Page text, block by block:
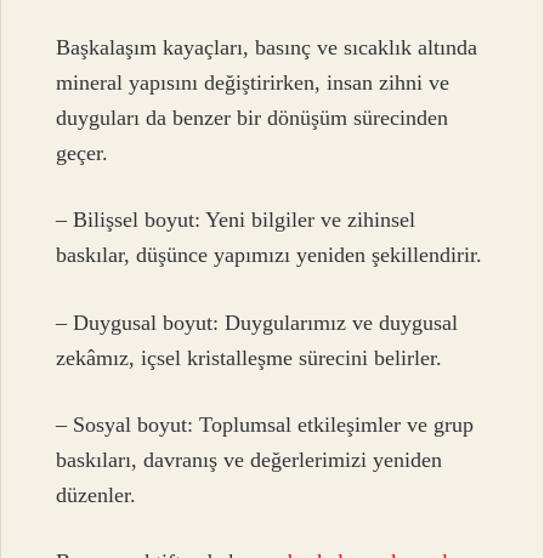
Başkalaşım kayaçları, basınç ve sıcaklık altında
mineral yapısını değiştirirken, insan zihni ve
duyguları da benzer bir dönüşüm sürecinden
geçer.
– Bilişsel boyut: Yeni bilgiler ve zihinsel
baskılar, düşünce yapımızı yeniden şekillendirir.
– Duygusal boyut: Duygularımız ve duygusal
zekâmız, içsel kristalleşme sürecini belirler.
– Sosyal boyut: Toplumsal etkileşimler ve grup
baskıları, davranış ve değerlerimizi yeniden
düzenler.